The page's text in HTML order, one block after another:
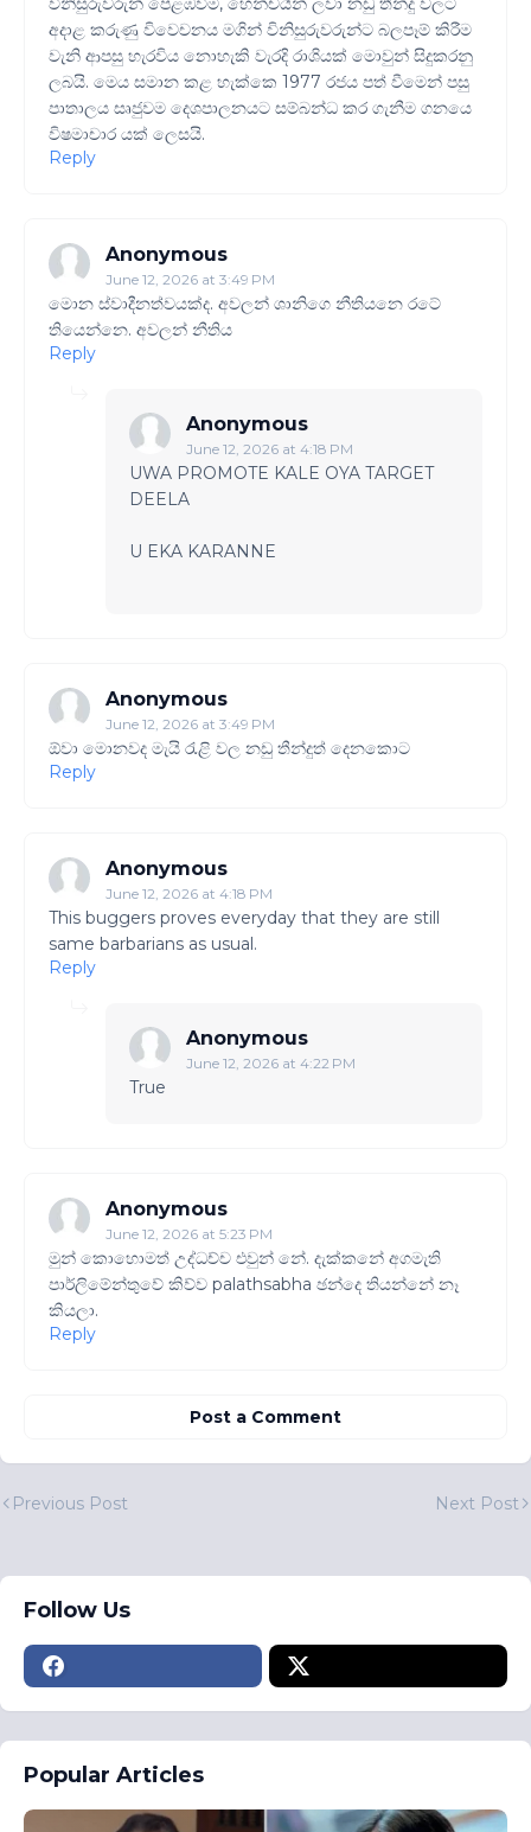
අදාළ කරුණු විවෙචනය මගින් විනිසුරුවරුන්ට බලපෑම් කිරීම
වැනි ආපසු හැරවිය නොහැකි වැරදි රාශියක් මොවුන් සිදුකරනු
ලබයි. මෙය සමාන කළ හැක්කෙ 1977 රජය පත් වීමෙන් පසු
පාතාලය සෘජුවම දෙශපාලනයට සම්බන්ධ කර ගැනීම ගනයෙ
විෂමාචාර යක් ලෙසයි.
Reply
Anonymous
June 12, 2026 at 3:49 PM
මොන ස්වාදීනත්වයක්ද. අවලන් ශානිගෙ නීතියනෙ රටේ
තියෙන්නෙ. අවලන් නීතිය
Reply
Anonymous
June 12, 2026 at 4:18 PM
UWA PROMOTE KALE OYA TARGET
DEELA
U EKA KARANNE
Anonymous
June 12, 2026 at 3:49 PM
ඕවා මොනවද මැයි රැළි වල නඩු තීන්දුත් දෙනකොට
Reply
Anonymous
June 12, 2026 at 4:18 PM
This buggers proves everyday that they are still
same barbarians as usual.
Reply
Anonymous
June 12, 2026 at 4:22 PM
True
Anonymous
June 12, 2026 at 5:23 PM
මුන් කොහොමත් උද්ධච්ච එවුන් නේ. දැක්කනේ අගමැති
පාර්ලිමේන්තුවේ කිව්ව palathsabha ඡන්දෙ තියන්නේ නෑ
කියලා.
Reply
Post a Comment
Previous Post Next Post
Follow Us
Popular Articles